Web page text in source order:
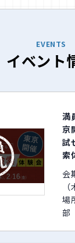
イベント
EVENTS
満
京
試
索
会
場
部